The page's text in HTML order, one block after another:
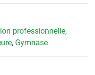
professionnelle,
, Gymnase